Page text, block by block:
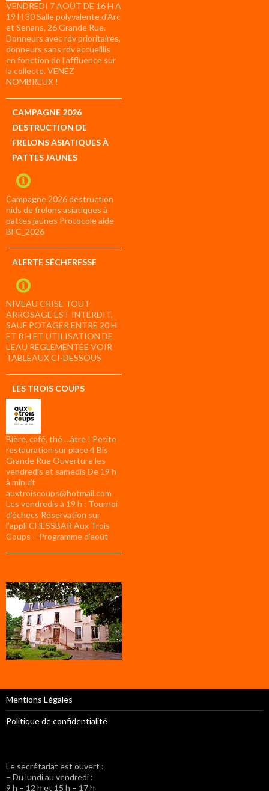
VENDREDI 7 AOÛT DE 16 H A
19 H 30 Salle polyvalente d’Arc
et Senans, 26 Grande Rue.
Donneurs avec rdv prioritaires,
donneurs sans rdv accueillis
en fonction de l’affluence sur
la collecte. VENEZ
NOMBREUX !
CAMPAGNE 2026
DESTRUCTION DE
FRELONS ASIATIQUES À
PATTES JAUNES
Campagne 2026 destruction
nids de frelons asiatiques à
pattes jaunes Protocole aide
BFC_2026
ALERTE SÉCHERESSE
NIVEAU CRISE TOUT
ARROSAGE EST INTERDIT,
SAUF POTAGER ENTRE 20 H
ET 8 H ET UTILISATION DE
L’EAU RÉGLEMENTÉE VOIR
TABLEAUX CI-DESSOUS
LES TROIS COUPS
Bière, café, thé …âtre ! Petite
restauration sur place 4 Bis
Grande Rue Ouverture les
vendredis et samedis De 19 h
à minuit
auxtroiscoups@hotmail.com
Les vendredis à 19 h : Tournoi
d’échecs Réservation sur
l’appli CHESSBAR Aux Trois
Coups – Programme d’août
Mentions Légales
Politique de confidentialité
Le secrétariat est ouvert :
– Du lundi au vendredi :
9 h – 12 h et 15 h – 17 h